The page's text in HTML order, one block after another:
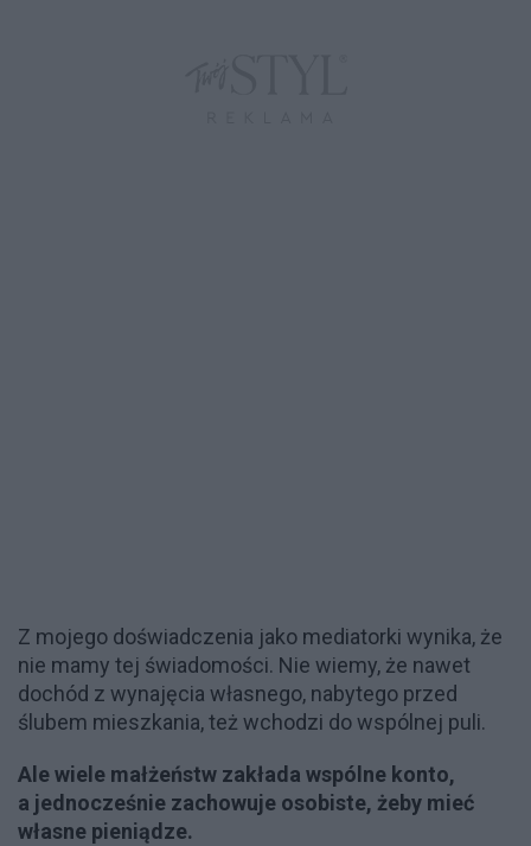
Z mojego doświadczenia jako mediatorki wynika, że
nie mamy tej świadomości. Nie wiemy, że nawet
dochód z wynajęcia własnego, nabytego przed
ślubem mieszkania, też wchodzi do wspólnej puli.
Ale wiele małżeństw zakłada wspólne konto,
a jednocześnie zachowuje osobiste, żeby mieć
własne pieniądze.